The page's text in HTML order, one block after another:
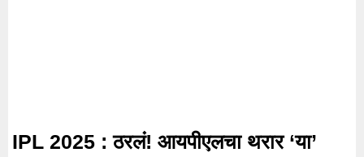
IPL 2025 : ठरलं! आयपीएलचा थरार ‘या’